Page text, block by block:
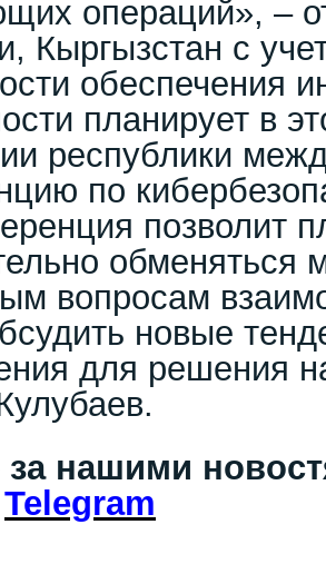
операций», –
Кыргызстан с
обеспечения
планирует в
республики
по
позволит
обменяться
вопросам
новые
для решения
за нашими
Telegram